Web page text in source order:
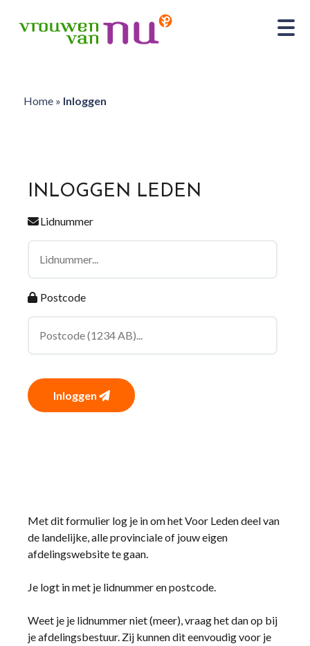
Home» Inloggen
INLOGGEN LEDEN
Lidnummer
Postcode
Inloggen
Met dit formulier log je in om het Voor Leden deel van
de landelijke, alle provinciale of jouw eigen
afdelingswebsite te gaan.
Je logt in met je lidnummer en postcode.
Weet je je lidnummer niet (meer), vraag het dan op bij
je afdelingsbestuur. Zij kunnen dit eenvoudig voor je